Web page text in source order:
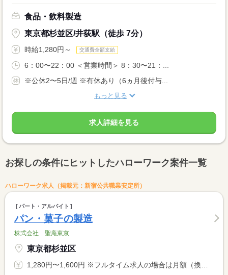
食品・飲料製造
東京都杉並区/井荻駅（徒歩 7分）
時給1,280円～ 交通費全額支給
6：00〜22：00 ＜営業時間＞ 8：30〜21：...
※公休2〜5日/週 ※有休あり（6ヵ月後付与...
もっと見る
求人詳細を見る
お探しの条件にヒットしたハローワーク案件一覧
ハローワーク求人（掲載元：新宿公共職業安定所）
パート・アルバイト
パン・菓子の製造
株式会社 聖庵東京
東京都杉並区
1,280円〜1,600円 ※フルタイム求人の場合は月額（換算額）、パート求人の場合は時間額を表示しています。